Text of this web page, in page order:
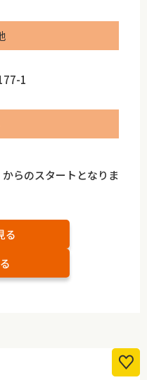
1
らのスタートとなりま
る